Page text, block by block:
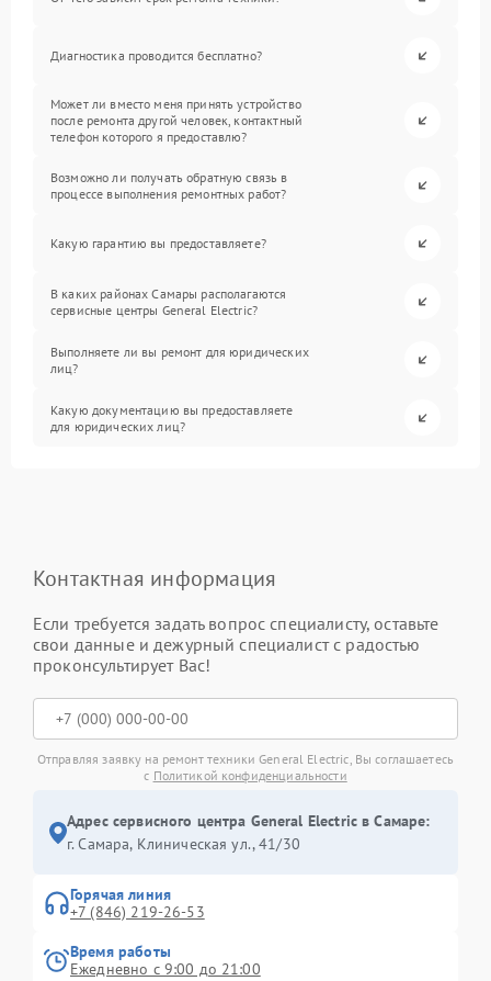
Диагностика проводится бесплатно?
Может ли вместо меня принять устройство
после ремонта другой человек, контактный
телефон которого я предоставлю?
Возможно ли получать обратную связь в
процессе выполнения ремонтных работ?
Какую гарантию вы предоставляете?
В каких районах Самары располагаются
сервисные центры General Electric?
Выполняете ли вы ремонт для юридических
лиц?
Какую документацию вы предоставляете
для юридических лиц?
Контактная информация
Если требуется задать вопрос специалисту, оставьте
свои данные и дежурный специалист с радостью
проконсультирует Вас!
Отправляя заявку на ремонт техники General Electric, Вы соглашаетесь
с Политикой конфиденциальности
Адрес сервисного центра General Electric в Самаре:
г. Самара, Клиническая ул., 41/30
Горячая линия
+7 (846) 219-26-53
Время работы
Ежедневно с 9:00 до 21:00